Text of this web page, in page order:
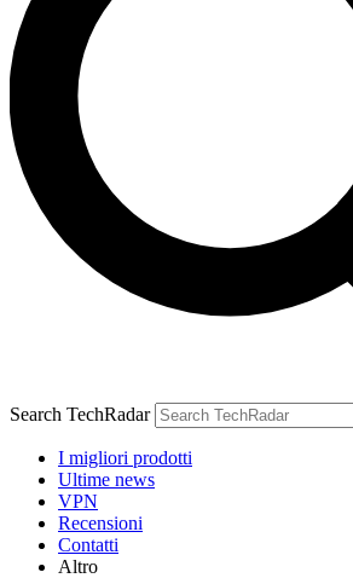
Search TechRadar
I migliori prodotti
Ultime news
VPN
Recensioni
Contatti
Altro